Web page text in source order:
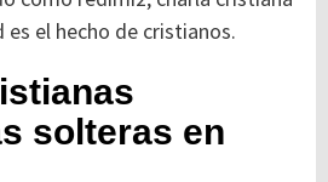
es el hecho de cristianos.
solteras en